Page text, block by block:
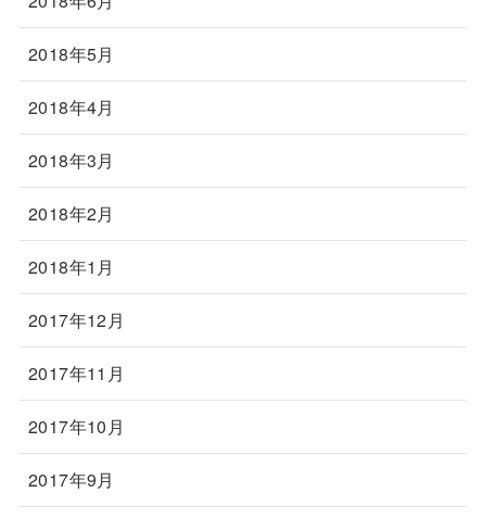
2018年5月
2018年4月
2018年3月
2018年2月
2018年1月
2017年12月
2017年11月
2017年10月
2017年9月